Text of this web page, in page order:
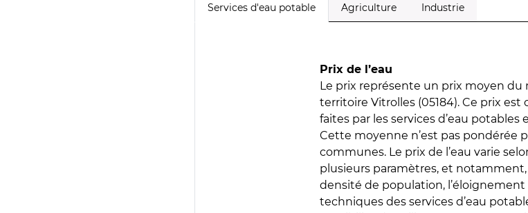
Services d'eau potable Agriculture Industrie
Prix de l’eau
Le prix représente un prix moyen du
territoire Vitrolles (05184). Ce prix
faites par les services d’eau potables
Cette moyenne n’est pas pondérée
communes. Le prix de l’eau varie
plusieurs paramètres, et notamment,
densité de population,
techniques des services d’eau